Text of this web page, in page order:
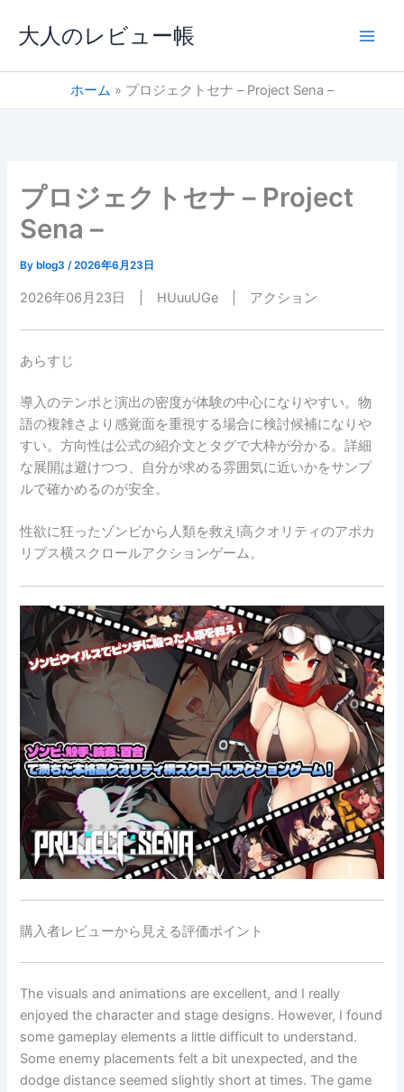
ス
大人のレビュー帳
ホーム プロジェクトセナ – Project Sena –
プロジェクトセナ – Project
Sena –
By blog3/2026年6月23日
2026年06月23日 | HUuuUGe | アクション
あらすじ
導入のテンポと演出の密度が体験の中心になりやすい。物
語の複雑さより感覚面を重視する場合に検討候補になりや
すい。方向性は公式の紹介文とタグで大枠が分かる。詳細
な展開は避けつつ、自分が求める雰囲気に近いかをサンプ
ルで確かめるのが安全。
性欲に狂ったゾンビから人類を救え!高クオリティのアポカ
リプス横スクロールアクションゲーム。
購入者レビューから見える評価ポイント
The visuals and animations are excellent, and I really
enjoyed the character and stage designs. However, I found
some gameplay elements a little difficult to understand.
Some enemy placements felt a bit unexpected, and the
dodge distance seemed slightly short at times. The game